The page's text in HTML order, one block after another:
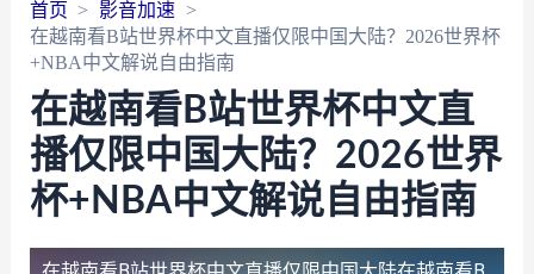
首页
影音加速
在越南看B站世界杯中文直播仅限中国大陆？2026世界杯
+NBA中文解说自由指南
在越南看B站世界杯中文直
播仅限中国大陆？2026世界
杯+NBA中文解说自由指南